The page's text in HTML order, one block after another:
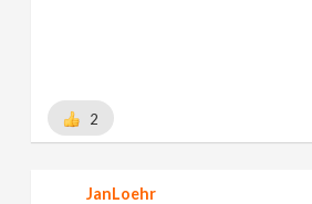
2
JanLoehr